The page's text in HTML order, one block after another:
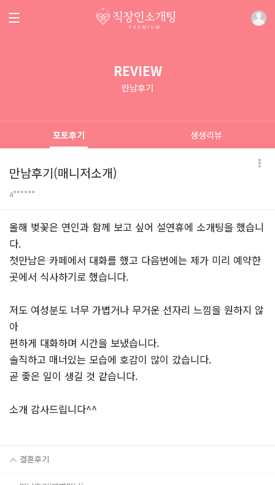
REVIEW
만남후기
포토후기 생생리뷰
만남후기(매니저소개)
a******
본문
올해 벚꽃은 연인과 함께 보고 싶어 설연휴에 소개팅을 했습니
다.
첫만남은 카페에서 대화를 했고 다음번에는 제가 미리 예약한
곳에서 식사하기로 했습니다.
저도 여성분도 너무 가볍거나 무거운 선자리 느낌을 원하지 않
아
편하게 대화하며 시간을 보냈습니다.
솔직하고 매너있는 모습에 호감이 많이 갔습니다.
곧 좋은 일이 생길 것 같습니다.
소개 감사드립니다^^
결혼후기